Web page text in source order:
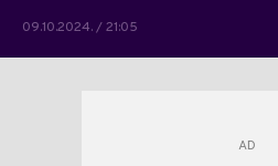
09.10.2024. / 21:05